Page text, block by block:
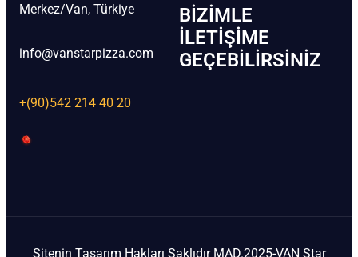
Merkez/Van, Türkiye
info@vanstarpizza.com
+(90)542 214 40 20
BIZIMLE
İLETIŞIME
GEÇEBILIRSINIZ
Sitenin Tasarım Hakları Saklıdır MAD.2025-VAN Star